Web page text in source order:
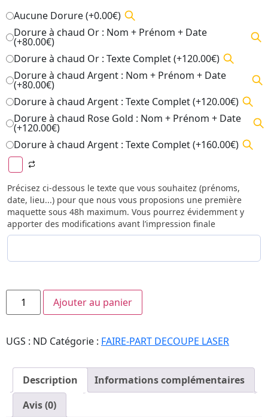
Aucune Dorure (+0.00€)
Dorure à chaud Or : Nom + Prénom + Date
(+80.00€)
Dorure à chaud Or : Texte Complet (+120.00€)
Dorure à chaud Argent : Nom + Prénom + Date
(+80.00€)
Dorure à chaud Argent : Texte Complet (+120.00€)
Dorure à chaud Rose Gold : Nom + Prénom + Date
(+120.00€)
Dorure à chaud Argent : Texte Complet (+160.00€)
Précisez ci-dessous le texte que vous souhaitez (prénoms,
date, lieu...) pour que nous vous proposions une première
maquette sous 48h maximum. Vous pourrez évidemment y
apporter des modifications avant l’impression finale
Ajouter au panier
UGS : ND Catégorie : FAIRE-PART DECOUPE LASER
Description
Informations complémentaires
Avis (0)